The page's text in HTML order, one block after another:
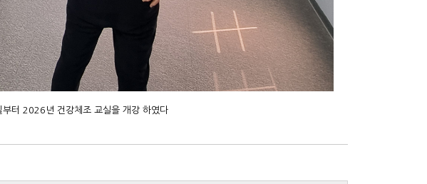
터 2026년 건강체조 교실을 개강 하였다